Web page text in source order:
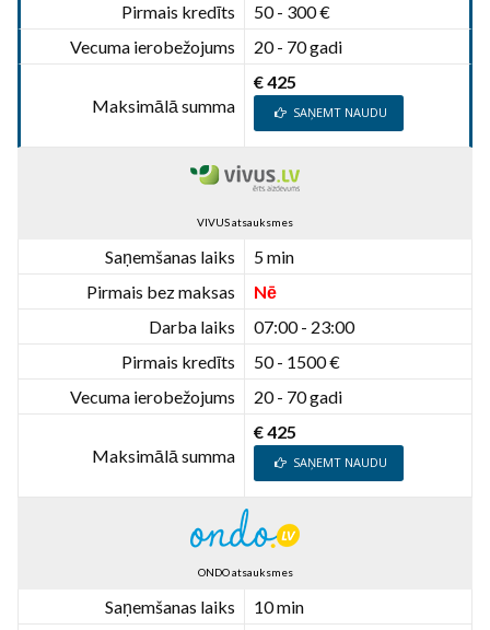
Pirmais kredīts
50 - 300 €
Vecuma ierobežojums
20 - 70 gadi
Maksimālā summa
€ 425
SAŅEMT NAUDU
VIVUS atsauksmes
Saņemšanas laiks
5 min
Pirmais bez maksas
Nē
Darba laiks
07:00 - 23:00
Pirmais kredīts
50 - 1500 €
Vecuma ierobežojums
20 - 70 gadi
Maksimālā summa
€ 425
SAŅEMT NAUDU
ONDO atsauksmes
Saņemšanas laiks
10 min